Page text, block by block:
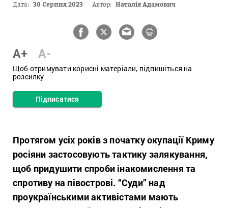
Дата: 30 Серпня 2023 Автор: Наталія Адамович
A+ A-
Щоб отримувати корисні матеріали, підпишіться на
розсилку
Підписатися
Протягом усіх років з початку окупації Криму
росіяни застосовують тактику залякування,
щоб придушити спроби інакомислення та
спротиву на півострові. “Суди” над
проукраїнськими активістами мають